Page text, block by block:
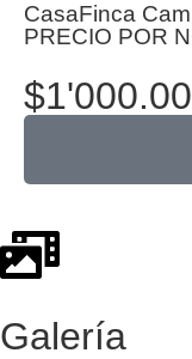
CasaFinca
PRECIO POR
Galería